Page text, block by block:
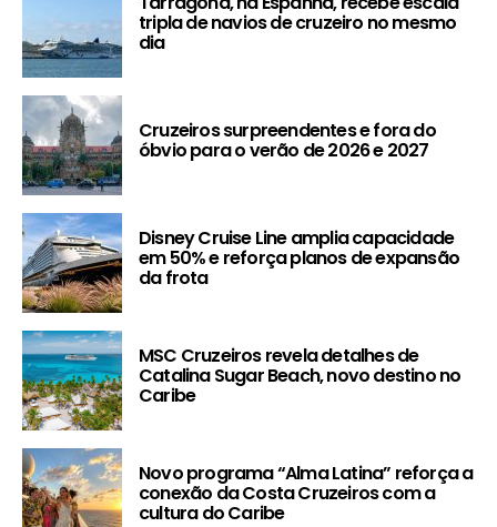
tripla de navios de cruzeiro no mesmo
dia
Cruzeiros surpreendentes e fora do
óbvio para o verão de 2026 e 2027
Disney Cruise Line amplia capacidade
em 50% e reforça planos de expansão
da frota
MSC Cruzeiros revela detalhes de
Catalina Sugar Beach, novo destino no
Caribe
Novo programa “Alma Latina” reforça a
conexão da Costa Cruzeiros com a
cultura do Caribe